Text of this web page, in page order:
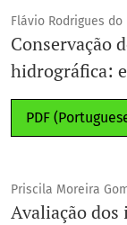
Flávio Rodrigues
Conservação
hidrográfica:
PDF
Priscila Moreira
Avaliação